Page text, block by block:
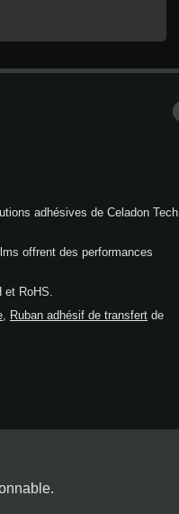
adhésives de Celadon Tech
offrent des performances
RoHS.
Ruban adhésif de transfert de